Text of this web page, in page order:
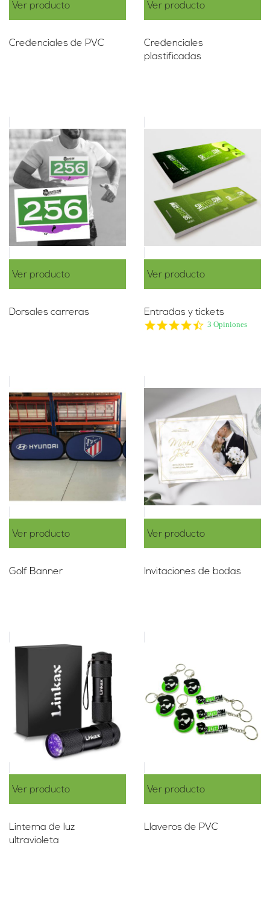
Ver producto
Credenciales de PVC
Ver producto
Credenciales
plastificadas
Ver producto
Dorsales carreras
Ver producto
Entradas y tickets
4.3
3 Opiniones
Ver producto
Golf Banner
Ver producto
Invitaciones de bodas
Ver producto
Linterna de luz
ultravioleta
Ver producto
Llaveros de PVC